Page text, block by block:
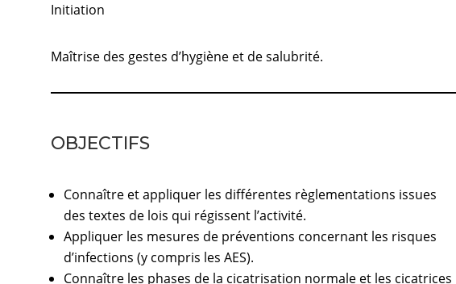
Initiation
Maîtrise des gestes d’hygiène et de salubrité.
OBJECTIFS
Connaître et appliquer les différentes règlementations issues
des textes de lois qui régissent l’activité.
Appliquer les mesures de préventions concernant les risques
d’infections (y compris les AES).
Connaître les phases de la cicatrisation normale et les cicatrices